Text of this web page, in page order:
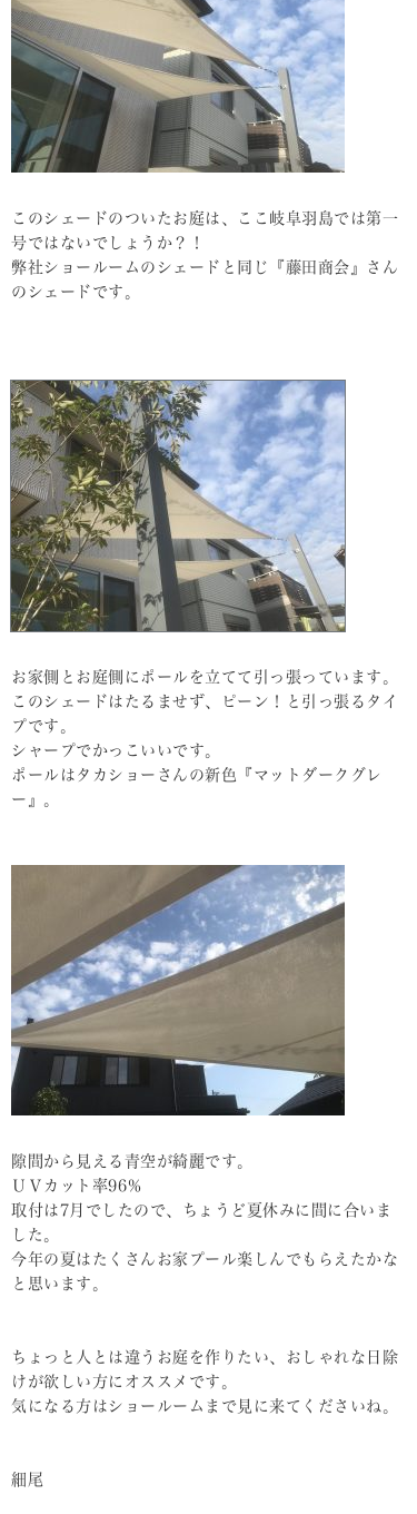
このシェードのついたお庭は、ここ岐阜羽島では第一
号ではないでしょうか？！
弊社ショールームのシェードと同じ『藤田商会』さん
のシェードです。
お家側とお庭側にポールを立てて引っ張っています。
このシェードはたるませず、ピーン！と引っ張るタイ
プです。
シャープでかっこいいです。
ポールはタカショーさんの新色『マットダークグレ
ー』。
隙間から見える青空が綺麗です。
ＵＶカット率96％
取付は7月でしたので、ちょうど夏休みに間に合いま
した。
今年の夏はたくさんお家プール楽しんでもらえたかな
と思います。
ちょっと人とは違うお庭を作りたい、おしゃれな日除
けが欲しい方にオススメです。
気になる方はショールームまで見に来てくださいね。
細尾